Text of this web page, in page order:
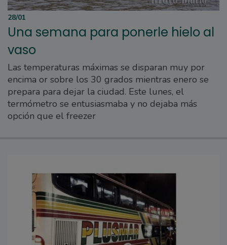
28/01
Una semana para ponerle hielo al
vaso
Las temperaturas máximas se disparan muy por
encima or sobre los 30 grados mientras enero se
prepara para dejar la ciudad. Este lunes, el
termómetro se entusiasmaba y no dejaba más
opción que el freezer